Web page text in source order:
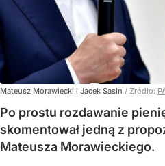
Mateusz Morawiecki i Jacek Sasin / Źródło:
Po prostu rozdawanie
skomentował jedną z
Mateusza Morawieckiego.